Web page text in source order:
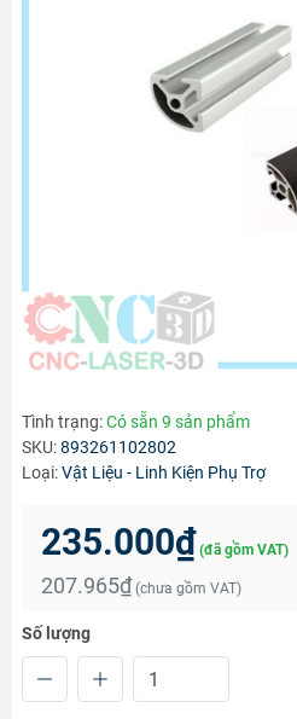
Tình trạng:Có sẵn 9 sản phẩm
SKU:893261102802
Loại:Vật Liệu - Linh Kiện Phụ Trợ
235.000₫ (đã gồm VAT)
207.965₫ (chưa gồm VAT)
Số lượng